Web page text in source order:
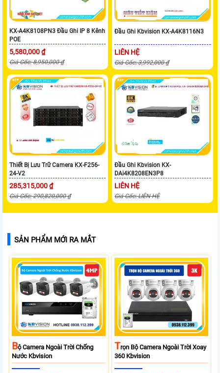
KX-A4K8108PN3 Đầu Ghi IP 8 Kênh
POE
5,580,000 ₫
Giá Gốc: 8,950,000 ₫
Đầu Ghi Kbvision KX-A4K8116N3
LIÊN HỆ
Giá Gốc: 3,992,000 ₫
Thiết Bị Lưu Trữ Camera KX-F256-
24-V2
285,315,000 ₫
Giá Gốc: 290,820,000 ₫
Đầu Ghi Kbvision KX-
DAi4K8208EN3P8
LIÊN HỆ
Giá Gốc: LIÊN HỆ
SẢN PHẨM MỚI RA MẮT
BỘ Camera Ngoài Trời Chống
Nước Kbvision
TRọn Bộ Camera Ngoài Trời Xoay
360 Kbvision